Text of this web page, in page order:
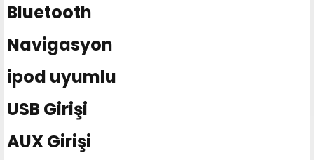
Bluetooth
Navigasyon
ipod uyumlu
USB Girişi
AUX Girişi